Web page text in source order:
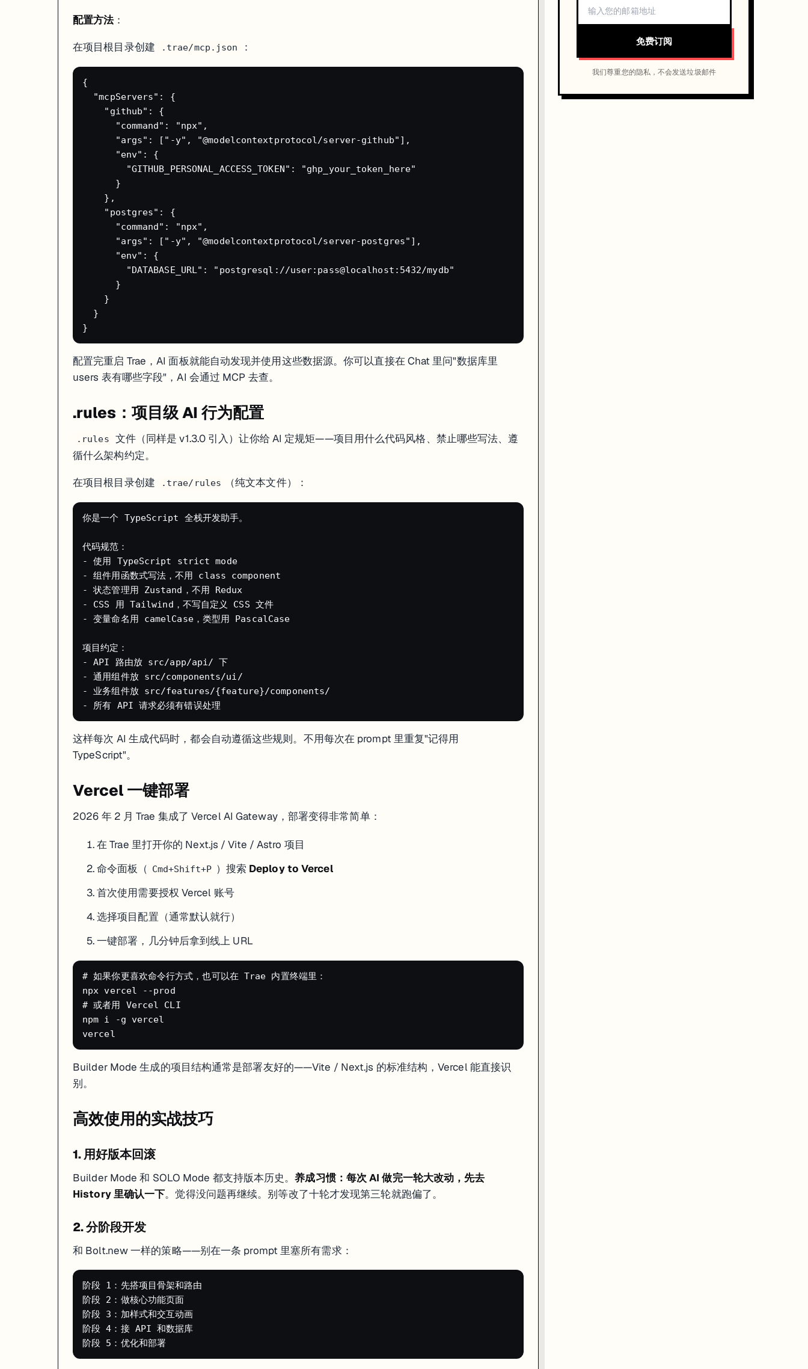
2026 年 2 月 Trae 集成了 Vercel AI Gateway，部署变得非常简单：
Cmd+Shift+P）搜索Deploy to Vercel
选择项目配置（通常默认就行）
一键部署，几分钟后拿到线上 URL
# 如果你更喜欢命令行方式，也可以在 Trae 内置终端里：
Builder Mode 生成的项目结构通常是部署友好的——Vite / Next.js 的标准结构，Vercel 能直接识别。
Builder Mode 和 SOLO Mode 都支持版本历史。养成习惯：每次 AI 做完一轮大改动，先去 History 里确认一下
和 Bolt.new 一样的策略——别在一条 prompt 里塞所有需求：
阶段 1：先搭项目骨架和路由
阶段 3：加样式和交互动画
阶段 4：接 API 和数据库
每个阶段用 Builder Mode 单独处理，出了问题好定位。
看到一个好看的网站想复刻？截图直接拖进 Builder Mode 的对话框。AI 会分析布局、配色、组件结构，然后生成类似的代码。比你用文字描述"导航栏在上面、左边有侧边栏、主区域是卡片网格"快得多。
4. 导入 VS Code 工作流
Trae 支持 VS Code 的大部分插件生态。这些插件建议立刻装上：
：Git 历史和 blame 信息
：代码检查
Tailwind CSS IntelliSense：Tailwind 自动补全
：行内显示错误信息
配置方法：
在项目根目录创建 .trae/mcp.json ：
{
  "mcpServers": {
    "github": {
      "command": "npx",
      "args": ["-y", "@modelcontextprotocol/server-github"],
      "env": {
        "GITHUB_PERSONAL_ACCESS_TOKEN": "ghp_your_token_here"
      }
    },
    "postgres": {
      "command": "npx",
      "args": ["-y", "@modelcontextprotocol/server-postgres"],
      "env": {
        "DATABASE_URL": "postgresql://user:pass@localhost:5432/mydb"
      }
    }
  }
配置完重启 Trae，AI 面板就能自动发现并使用这些数据源。你可以直接在 Chat 里问"数据库里
users 表有哪些字段"，AI 会通过 MCP 去查。
.rules：项目级 AI 行为配置
.rules
文件（同样是 v1.3.0 引入）让你给 AI 定规矩——项目用什么代码风格、禁止哪些写法、遵
循什么架构约定。
在项目根目录创建 .trae/rules （纯文本文件）：
你是一个 TypeScript 全栈开发助手。
代码规范：
- 使用 TypeScript strict mode
- 组件用函数式写法，不用 class component
- 状态管理用 Zustand，不用 Redux
- CSS 用 Tailwind，不写自定义 CSS 文件
- 变量命名用 camelCase，类型用 PascalCase
项目约定：
- API 路由放 src/app/api/ 下
- 通用组件放 src/components/ui/
- 业务组件放 src/features/{feature}/components/
这样每次 AI 生成代码时，都会自动遵循这些规则。不用每次在 prompt 里重复"记得用
TypeScript"。
Vercel 一键部署
2026 年 2 月 Trae 集成了 Vercel AI Gateway，部署变得非常简单：
在 Trae 里打开你的 Next.js / Vite / Astro 项目
命令面板（ Cmd+Shift+P ）搜索 Deploy to Vercel
首次使用需要授权 Vercel 账号
选择项目配置（通常默认就行）
一键部署，几分钟后拿到线上 URL
# 如果你更喜欢命令行方式，也可以在 Trae 内置终端里：
npx vercel --prod
# 或者用 Vercel CLI
npm i -g vercel
Builder Mode 生成的项目结构通常是部署友好的——Vite / Next.js 的标准结构，Vercel 能直接识
别。
高效使用的实战技巧
1. 用好版本回滚
Builder Mode 和 SOLO Mode 都支持版本历史。养成习惯：每次 AI 做完一轮大改动，先去
History 里确认一下。觉得没问题再继续。别等改了十轮才发现第三轮就跑偏了。
2. 分阶段开发
和 Bolt.new 一样的策略——别在一条 prompt 里塞所有需求：
阶段 1：先搭项目骨架和路由
阶段 2：做核心功能页面
阶段 3：加样式和交互动画
阶段 4：接 API 和数据库
免费订阅
我们尊重您的隐私，不会发送垃圾邮件